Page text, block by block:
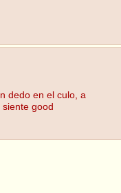
dedo en el culo, a
good